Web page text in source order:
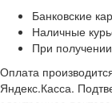
Банковские
Наличные
При
Оплата
Яндекс.Касса.